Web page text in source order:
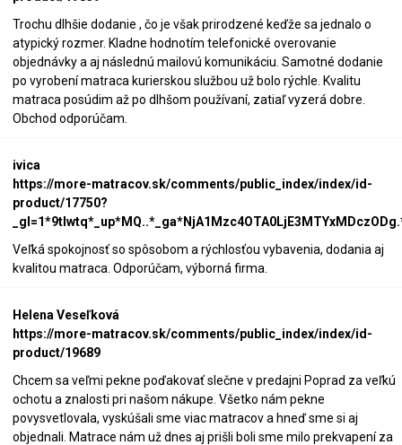
Trochu dlhšie dodanie , čo je však prirodzené keďže sa jednalo o
atypický rozmer. Kladne hodnotím telefonické overovanie
objednávky a aj následnú mailovú komunikáciu. Samotné dodanie
po vyrobení matraca kurierskou službou už bolo rýchle. Kvalitu
matraca posúdim až po dlhšom používaní, zatiaľ vyzerá dobre.
Obchod odporúčam.
ivica
https://more-matracov.sk/comments/public_index/index/id-
product/17750?
Veľká spokojnosť so spôsobom a rýchlosťou vybavenia, dodania aj
kvalitou matraca. Odporúčam, výborná firma.
Helena Veseľková
https://more-matracov.sk/comments/public_index/index/id-
product/19689
Chcem sa veľmi pekne poďakovať slečne v predajni Poprad za veľkú
ochotu a znalosti pri našom nákupe. Všetko nám pekne
povysvetlovala, vyskúšali sme viac matracov a hneď sme si aj
objednali. Matrace nám už dnes aj prišli boli sme milo prekvapení za